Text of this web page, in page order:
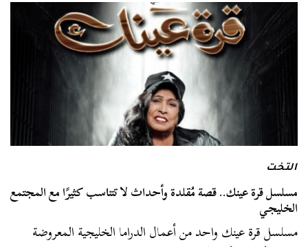
التخت
مسلسل قرة عينك.. قصة مُقلدة وأحداث لا تتناسب كثيرًا مع المجتمع
الخليجي
مسلسل قرة عينك واحد من أعمال الدراما الخليجية المعروضة